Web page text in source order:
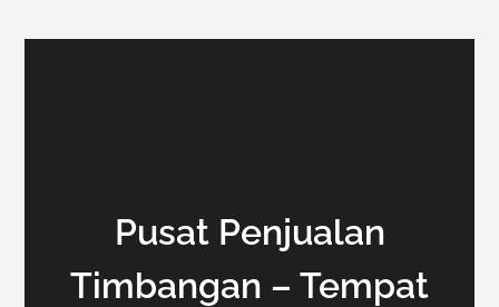
Pusat Penjualan
Timbangan – Tempat